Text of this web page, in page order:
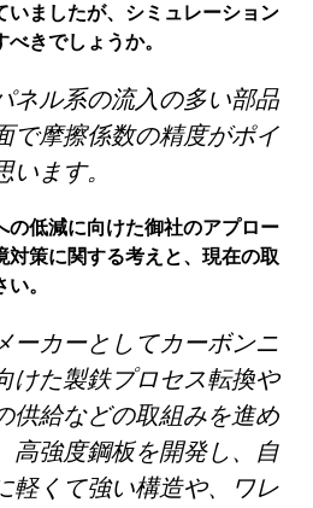
いましたが、シミュレーション
きでしょうか。
ル系の流入の多い部品
で摩擦係数の精度がポイ
ます。
低減に向けた御社のアプロー
対策に関する考えと、現在の取
。
カーとしてカーボンニ
けた製鉄プロセス転換や
供給などの取組みを進め
高強度鋼板を開発し、自
軽くて強い構造や、ワレ